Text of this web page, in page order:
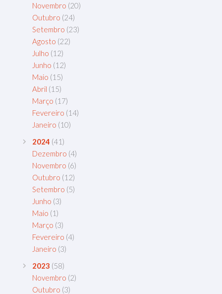
Novembro (20)
Outubro (24)
Setembro (23)
Agosto (22)
Julho (12)
Junho (12)
Maio (15)
Abril (15)
Março (17)
Fevereiro (14)
Janeiro (10)
2024 (41)
Dezembro (4)
Novembro (6)
Outubro (12)
Setembro (5)
Junho (3)
Maio (1)
Março (3)
Fevereiro (4)
Janeiro (3)
2023 (58)
Novembro (2)
Outubro (3)